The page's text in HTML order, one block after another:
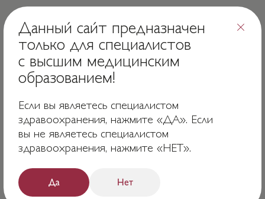
Хочу попасть на карту!
Главная
О продукте
Клиники
Мероприятия
ТЕЛЕФОН
Данный сайт предназначен
только для специалистов
с высшим медицинским
образованием!
Если вы являетесь специалистом
здравоохранения, нажмите «ДА». Если
вы не являетесь специалистом
здравоохранения, нажмите «НЕТ».
Да Нет